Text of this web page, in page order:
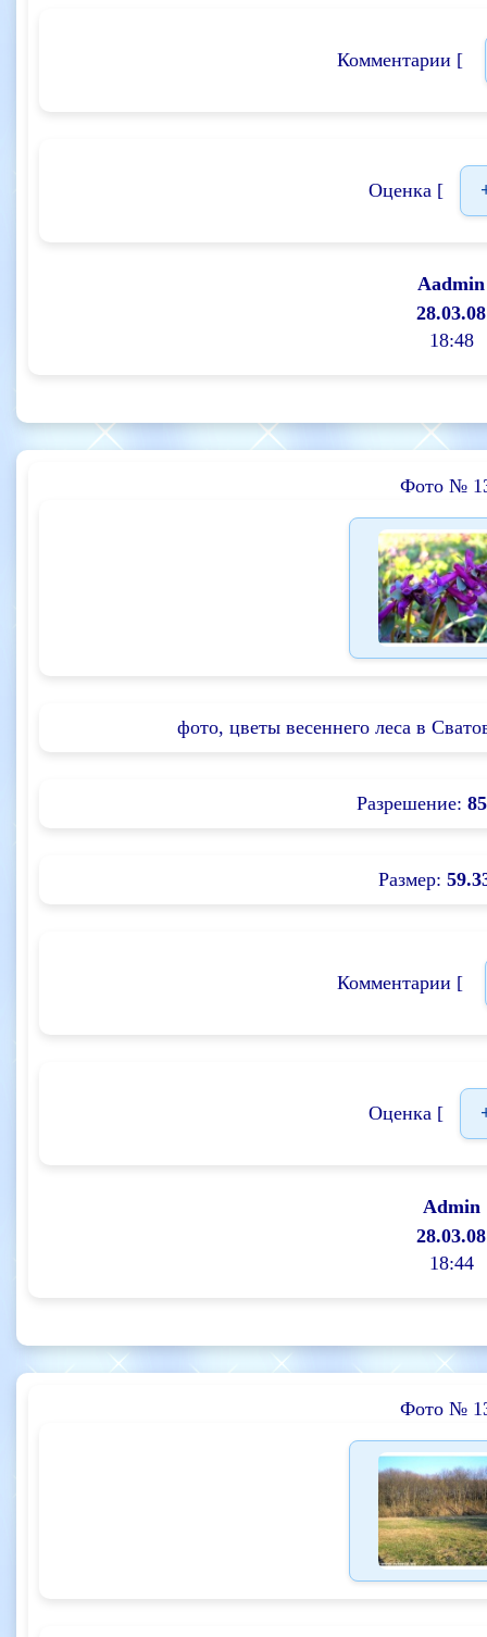
Комментарии [
Оценка [
Aadmin
28.03.08
18:48
Фото №
фото, цветы весеннего леса в
Разрешение:
Размер:
Комментарии [
Оценка [
Admin
28.03.08
18:44
Фото №